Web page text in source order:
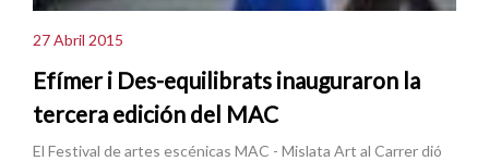
27 Abril 2015
Efímer i Des-equilibrats inauguraron la
tercera edición del MAC
El Festival de artes escénicas MAC - Mislata Art al Carrer dió